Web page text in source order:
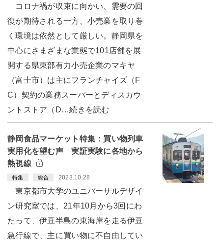
コロナ禍が収束に向かい、需要の回
復が期待される一方、小売業を取り巻
く環境は依然として厳しい。静岡県を
中心にさまざまな業態で101店舗を展
開する県東部有力小売企業のマキヤ
（富士市）は主にフランチャイズ（F
C）契約の業務スーパーとディスカウ
ントストア（D…続きを読む
静岡食品マーケット特集：買い物列車
実用化を望む声 実証実験に各地から
熱視線
特集 総合 2023.10.28
東京都市大学のユニバーサルデザイ
ン研究室では、21年10月から3回にわ
たって、伊豆半島の東海岸を走る伊豆
急行線で、主に買い物に不自由してい